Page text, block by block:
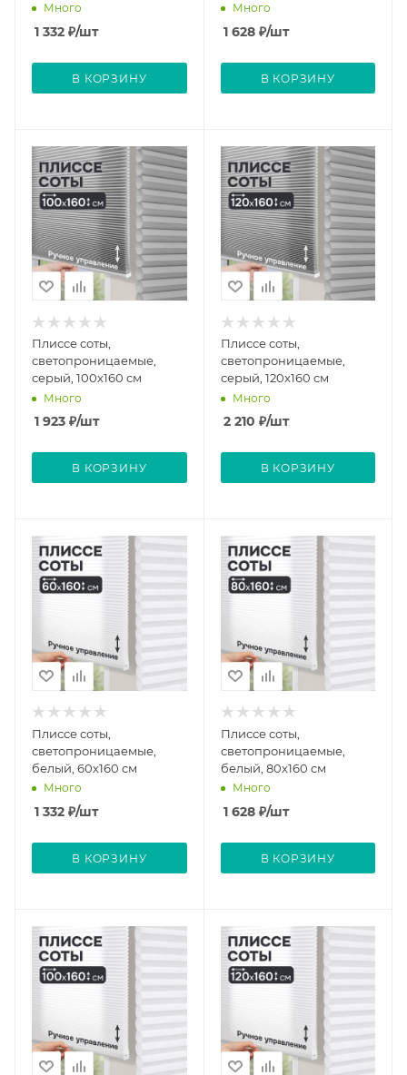
Много
1 332 ₽/шт
В КОРЗИНУ
Много
1 628₽/шт
В КОРЗИНУ
Плиссе соты,
светопроницаемые,
серый, 100x160 см
Много
1 923 ₽/шт
В КОРЗИНУ
Плиссе соты,
светопроницаемые,
серый, 120x160 см
Много
2 210 ₽/шт
В КОРЗИНУ
Плиссе соты,
светопроницаемые,
белый, 60х160 см
Много
1 332 ₽/шт
В КОРЗИНУ
Плиссе соты,
светопроницаемые,
белый, 80x160 см
Много
1 628₽/шт
В КОРЗИНУ